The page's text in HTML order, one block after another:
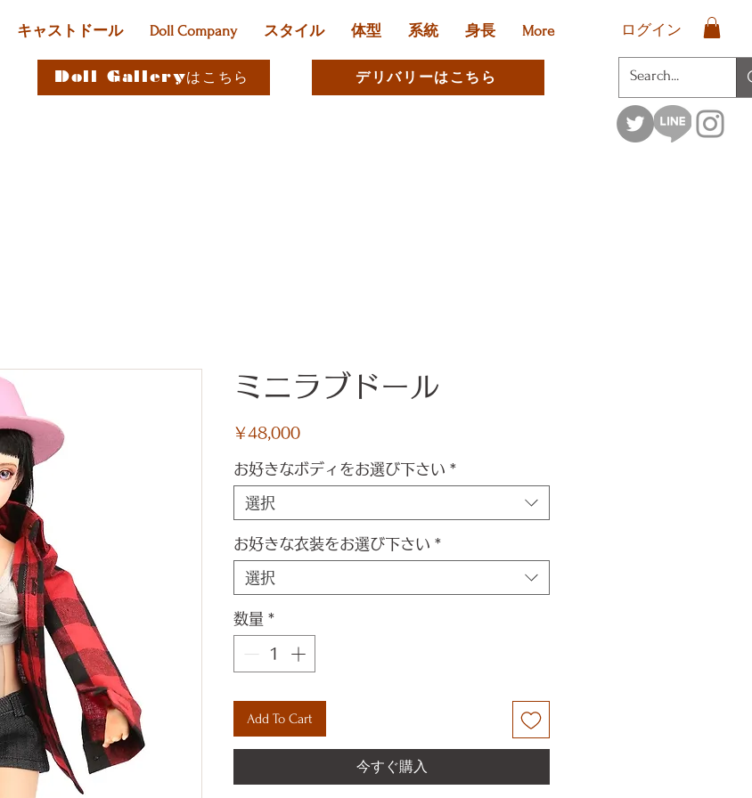
ログイン
キャストドール Doll Company スタイル 体型 系統 身長 More
Doll Galleryはこちら デリバリーはこちら
ミニラブドール
￥48,000価
お好きなボディをお選び下さい *
選択
お好きな衣装をお選び下さい *
選択
数量 *
Add To Cart
今すぐ購入